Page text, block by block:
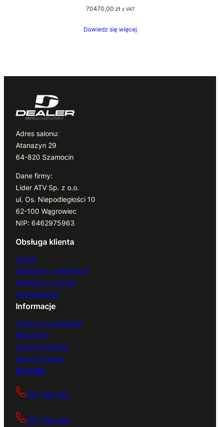
70470,00 zł z VAT
Dowiedz się więcej
Adres salonu:
Atanazyn 29
64-820 Szamocin
Dane firmy:
Lider ATV Sp. z o.o.
ul. Os. Niepodległości 10
62-100 Wągrowiec
NIP: 6462975963
Obsługa klienta
Zwroty
Gwarancja i reklamacje
Płatności i wysyłka
Finansowanie
Informacje
Polityka prywatności
Regulamin
Import pojazdów
Serwis quadów
Kontakt
667 000 083
667 000 084